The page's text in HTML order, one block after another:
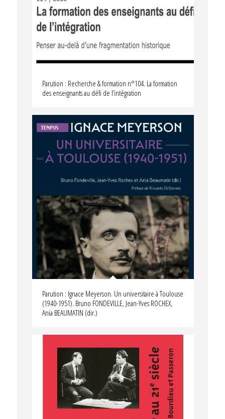
Parution : Recherche & formation n°104. La formation
des enseignants au défi de l’intégration
Parution : Ignace Meyerson. Un universitaire à Toulouse
(1940-1951). Bruno FONDEVILLE, Jean-Yves ROCHEX,
Ania BEAUMATIN (dir.)